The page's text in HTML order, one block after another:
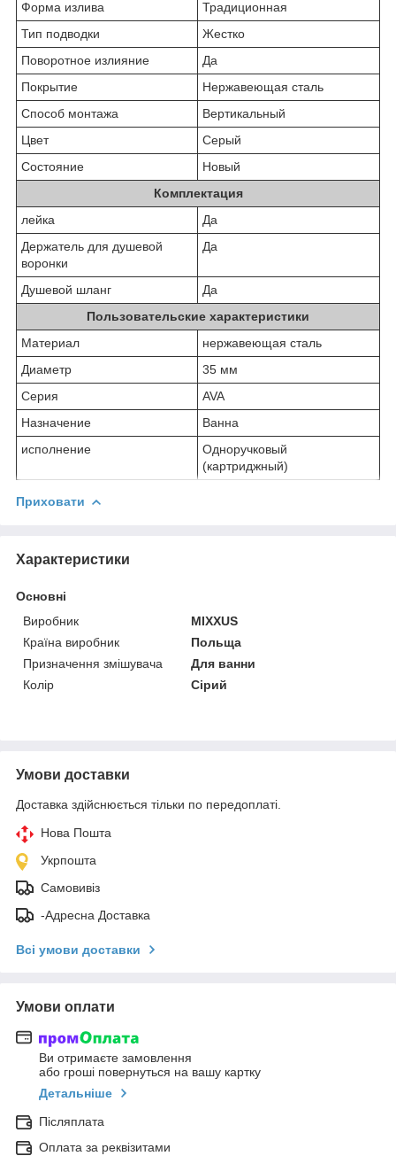
Форма излива
Традиционная
Тип подводки
Жестко
Поворотное излияние
Да
Покрытие
Нержавеющая сталь
Способ монтажа
Вертикальный
Цвет
Серый
Состояние
Новый
Комплектация
лейка
Да
Держатель для душевой
воронки
Да
Душевой шланг
Да
Пользовательские характеристики
Материал
нержавеющая сталь
Диаметр
35 мм
Серия
AVA
Назначение
Ванна
исполнение
Одноручковый
(картриджный)
Приховати
Характеристики
Основні
Виробник
MIXXUS
Країна виробник
Польща
Призначення змішувача
Для ванни
Колір
Сірий
Умови доставки
Доставка здійснюється тільки по передоплаті.
Нова Пошта
Укрпошта
Самовивіз
-Адресна Доставка
Всі умови доставки
Умови оплати
Ви отримаєте замовлення
або гроші повернуться на вашу картку
Детальніше
Післяплата
Оплата за реквізитами